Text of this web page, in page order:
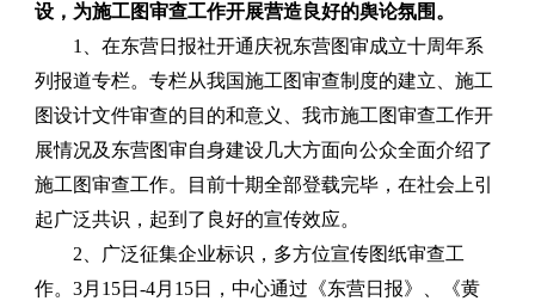
设，为施工图审查工作开展营造良好的舆论氛围。
1、在东营日报社开通庆祝东营图审成立十周年系
列报道专栏。 专栏从我国施工图审查制度的建立、施工
图设计文件审查的目的和意义、我市施工图审查工作开
展情况及东营图审自身建设几大方面向公众全面介绍了
施工图审查工作。目前十期全部登载完毕，在社会上引
起广泛共识，起到了良好的宣传效应。
2、广泛征集企业标识，多方位宣传图纸审查工
作。 3月 15日-4月 15日，中心通过《东营日报》、《黄